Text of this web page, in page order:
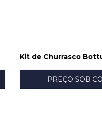
Kit de Churrasco
PREÇO SOB